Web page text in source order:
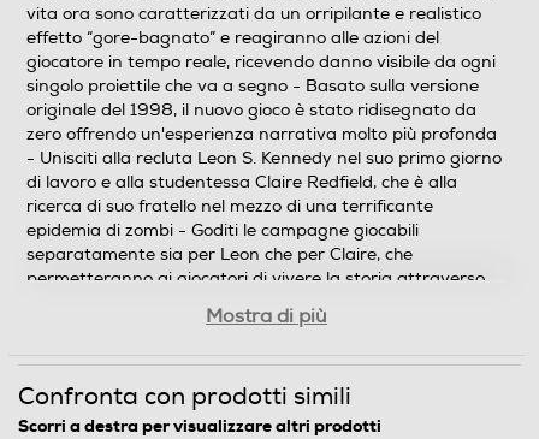
vita ora sono caratterizzati da un orripilante e realistico
effetto “gore-bagnato” e reagiranno alle azioni del
giocatore in tempo reale, ricevendo danno visibile da ogni
singolo proiettile che va a segno - Basato sulla versione
originale del 1998, il nuovo gioco è stato ridisegnato da
zero offrendo un'esperienza narrativa molto più profonda
- Unisciti alla recluta Leon S. Kennedy nel suo primo giorno
di lavoro e alla studentessa Claire Redfield, che è alla
ricerca di suo fratello nel mezzo di una terrificante
epidemia di zombi - Goditi le campagne giocabili
separatamente sia per Leon che per Claire, che
permetteranno ai giocatori di vivere la storia attraverso
gli occhi di entrambi i personaggi.
Mostra di più
Confronta con prodotti simili
Scorri a destra per visualizzare altri prodotti